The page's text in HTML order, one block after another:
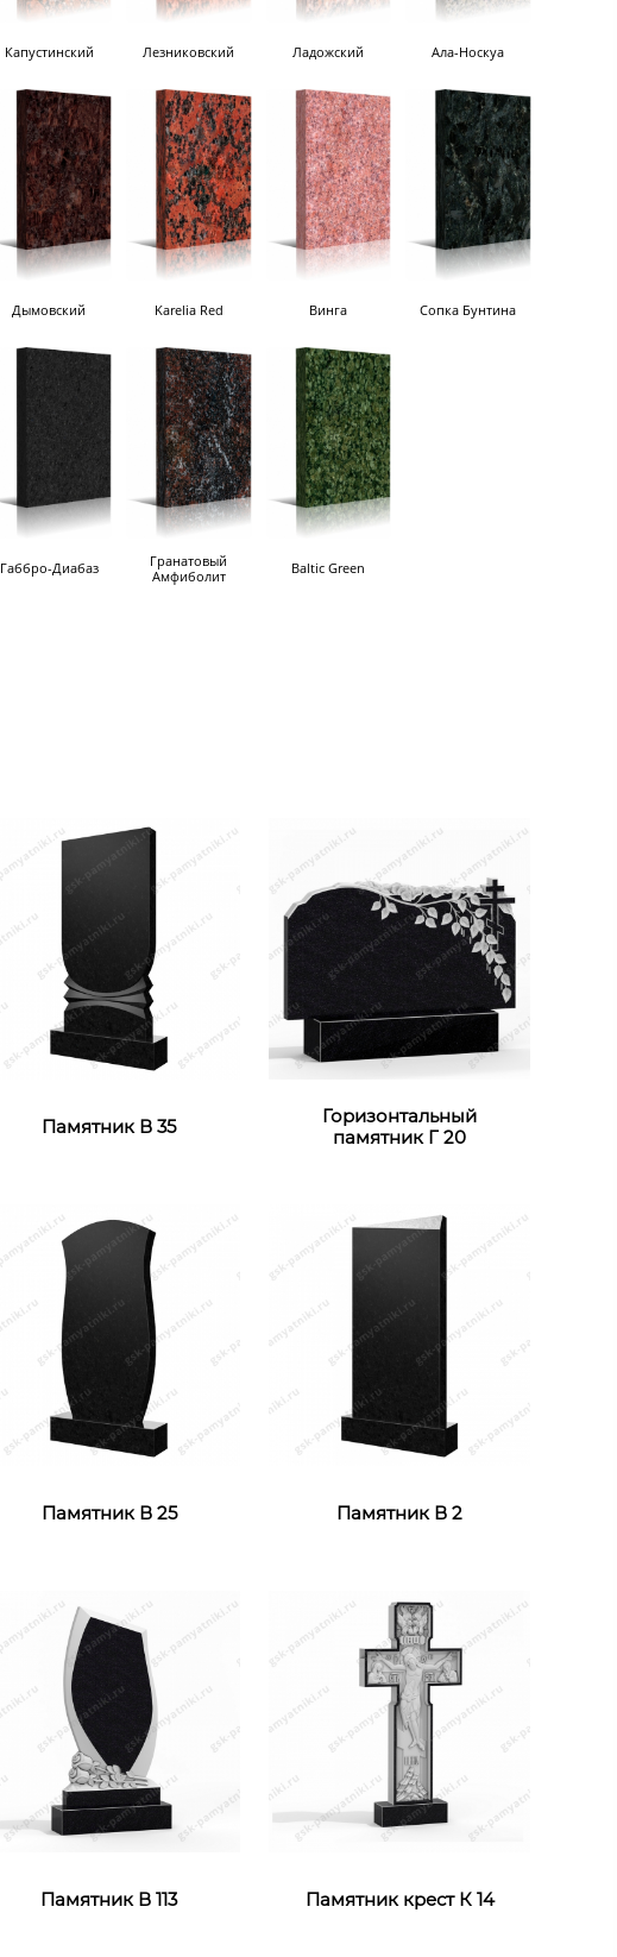
Капустинский Лезниковский Ладожский Ала-Носкуа
Дымовский Karelia Red Винга Сопка Бунтина
Габбро-Диабаз
Гранатовый
Амфиболит
Baltic Green
Памятник В 35
Горизонтальный
памятник Г 20
Памятник В 25 Памятник В 2
Памятник В 113 Памятник крест К 14